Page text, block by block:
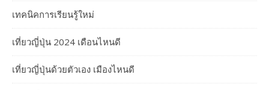
เทคนิคการเรียนรู้ใหม่
เที่ยวญี่ปุ่น 2024 เดือนไหนดี
เที่ยวญี่ปุ่นด้วยตัวเอง เมืองไหนดี